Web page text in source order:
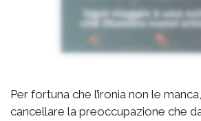
Per fortuna che l’ironia non le
cancellare la preoccupazione che